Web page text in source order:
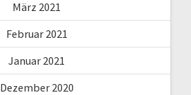
März 2021
Februar 2021
Januar 2021
Dezember 2020